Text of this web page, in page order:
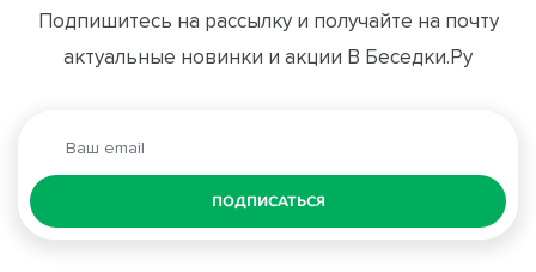
Подпишитесь на рассылку и получайте на почту
актуальные новинки и акции В Беседки.Ру
ПОДПИСАТЬСЯ